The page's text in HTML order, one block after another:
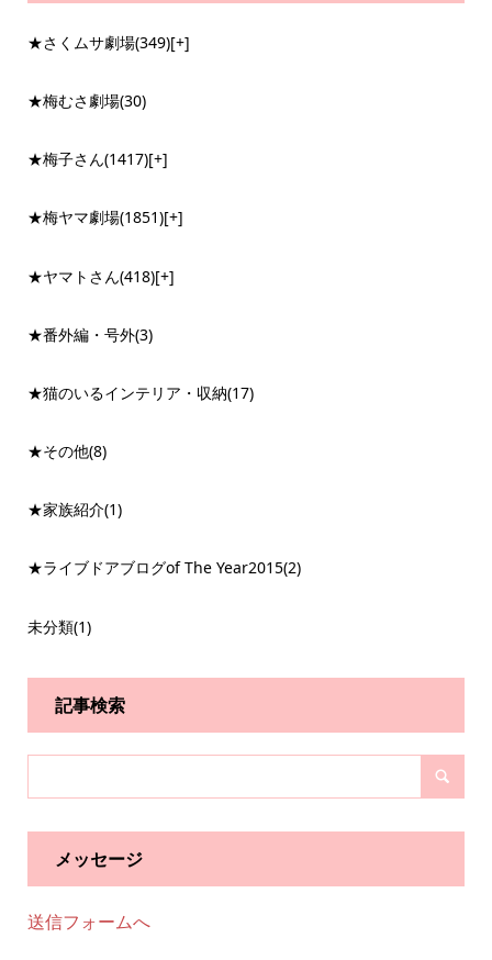
★さくムサ劇場(349)[+]
★梅むさ劇場(30)
★梅子さん(1417)[+]
★梅ヤマ劇場(1851)[+]
★ヤマトさん(418)[+]
★番外編・号外(3)
★猫のいるインテリア・収納(17)
★その他(8)
★家族紹介(1)
★ライブドアブログof The Year2015(2)
未分類(1)
記事検索
メッセージ
送信フォームへ